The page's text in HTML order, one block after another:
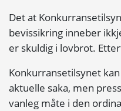
Det at
bevissikring inneber
er skuldig i lovbrot.
Konkurransetilsynet
aktuelle saka, men
vanleg måte i den